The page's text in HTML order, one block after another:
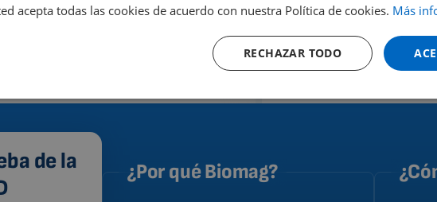
Alquiler
de la
¿Por qué Biomag?
acepta todas las cookies de acuerdo con nuestra Política de cookies. Más
RECHAZAR TODO